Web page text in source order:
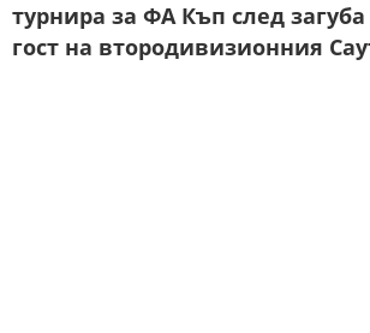
турнира за ФА Къп след загуба
гост на втородивизионния